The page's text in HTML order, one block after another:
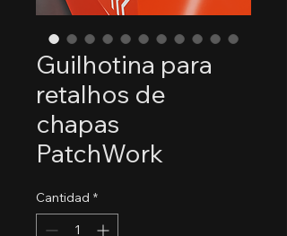
Guilhotina para
retalhos de
chapas
PatchWork
Cantidad *